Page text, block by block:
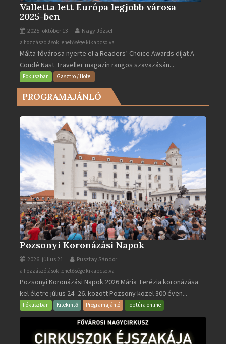
Valletta lett Európa legjobb városa
2025-ben
2025. október 13. Nagy József
Valletta
lett
Európa
legjobb
2025-
bejegyzéshez
a hozzászólások lehetősége kikapcsolva
Málta fővárosa nyerte el a Readers’ Choice Awards díjat A
Condé Nast Traveller magazin rangos szavazásán...
Fókuszban Gasztro / Hotel
PROGRAMAJÁNLÓ
Pozsonyi Koronázási Napok
2026. július 21. Pusztay Sándor
Pozsonyi
Koronázási
Napok
bejegyzéshez
a hozzászólások lehetősége kikapcsolva
Pozsonyi Koronázási Napok 2026 Mária Terézia koronázása
kel életre július 24–26. között Pozsony közel 300 éven...
Fókuszban Kitekintő Programajánló Toptúra online